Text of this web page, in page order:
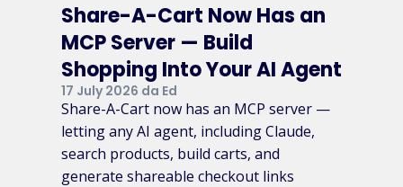
Share-A-Cart Now Has an
MCP Server — Build
Shopping Into Your AI Agent
17 July 2026 da Ed
Share-A-Cart now has an MCP server —
letting any AI agent, including Claude,
search products, build carts, and
generate shareable checkout links